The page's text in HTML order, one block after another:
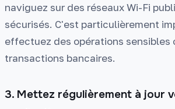
naviguez sur des réseaux Wi-Fi
sécurisés. C'est particulièrement
effectuez des opérations sensibles
transactions bancaires.
3. Mettez régulièrement à jour